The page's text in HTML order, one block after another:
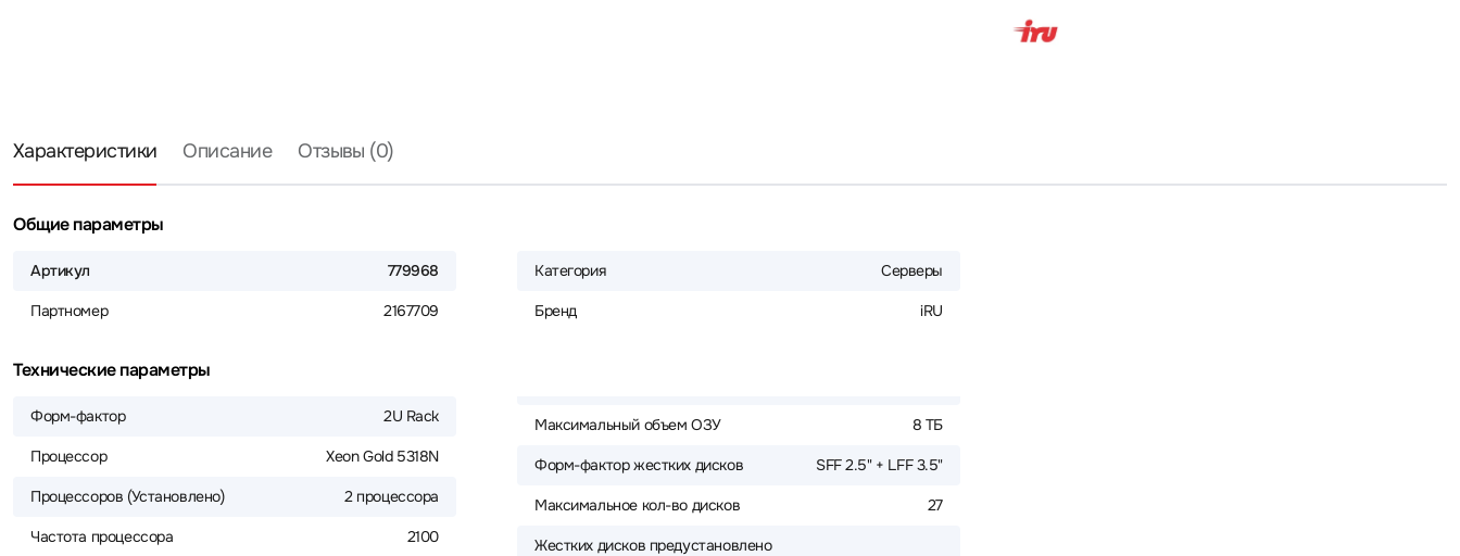
Характеристики Описание Отзывы (0)
Общие параметры
Артикул 779968
Партномер 2167709
Категория Серверы
Бренд iRU
Технические параметры
Форм-фактор 2U Rack
Процессор Xeon Gold 5318N
Процессоров (Установлено) 2 процессора
Частота процессора 2100
Максимальный объем ОЗУ 8 ТБ
Форм-фактор жестких дисков SFF 2.5" + LFF 3.5"
Максимальное кол-во дисков 27
Жестких дисков предустановлено